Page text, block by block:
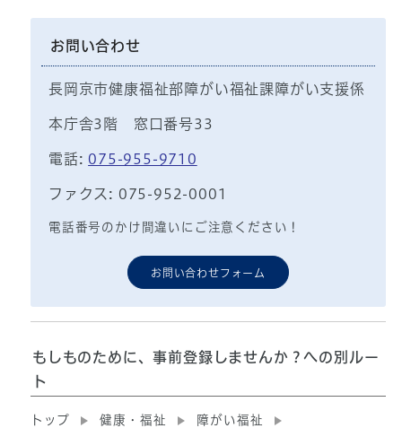
お問い合わせ
長岡京市健康福祉部障がい福祉課障がい支援係
本庁舎3階 窓口番号33
電話: 075-955-9710
ファクス: 075-952-0001
電話番号のかけ間違いにご注意ください！
お問い合わせフォーム
もしものために、事前登録しませんか？への別ルー
ト
トップ 健康・福祉
障がい福祉